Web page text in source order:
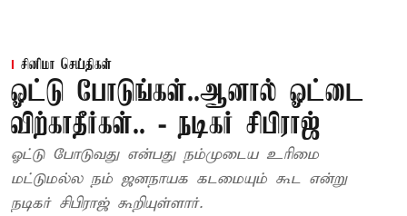
சினிமா செய்திகள்
ஓட்டு போடுங்கள்..ஆனால் ஓட்டை
விற்காதீர்கள்.. - நடிகர் சிபிராஜ்
ஓட்டு போடுவது என்பது நம்முடைய உரிமை
மட்டுமல்ல நம் ஜனநாயக கடமையும் கூட என்று
நடிகர் சிபிராஜ் கூறியுள்ளார்.